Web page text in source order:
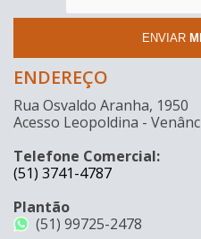
ENVIAR
ENDEREÇO
Rua Osvaldo Aranha, 1950
Acesso Leopoldina -
Telefone Comercial:
(51) 3741-4787
Plantão
(51) 99725-2478